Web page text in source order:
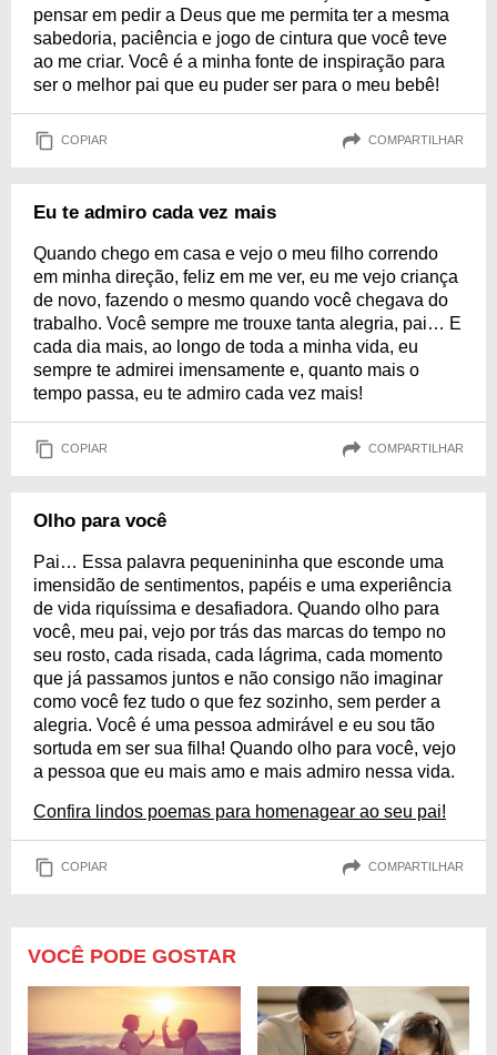
pensar em pedir a Deus que me permita ter a mesma
sabedoria, paciência e jogo de cintura que você teve
ao me criar. Você é a minha fonte de inspiração para
ser o melhor pai que eu puder ser para o meu bebê!
COPIAR COMPARTILHAR
Eu te admiro cada vez mais
Quando chego em casa e vejo o meu filho correndo
em minha direção, feliz em me ver, eu me vejo criança
de novo, fazendo o mesmo quando você chegava do
trabalho. Você sempre me trouxe tanta alegria, pai… E
cada dia mais, ao longo de toda a minha vida, eu
sempre te admirei imensamente e, quanto mais o
tempo passa, eu te admiro cada vez mais!
COPIAR COMPARTILHAR
Olho para você
Pai… Essa palavra pequenininha que esconde uma
imensidão de sentimentos, papéis e uma experiência
de vida riquíssima e desafiadora. Quando olho para
você, meu pai, vejo por trás das marcas do tempo no
seu rosto, cada risada, cada lágrima, cada momento
que já passamos juntos e não consigo não imaginar
como você fez tudo o que fez sozinho, sem perder a
alegria. Você é uma pessoa admirável e eu sou tão
sortuda em ser sua filha! Quando olho para você, vejo
a pessoa que eu mais amo e mais admiro nessa vida.
Confira lindos poemas para homenagear ao seu pai!
COPIAR COMPARTILHAR
VOCÊ PODE GOSTAR